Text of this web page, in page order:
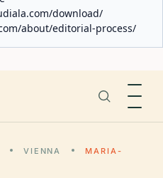
download/
about/editorial-process/
VIENNA
MARIA-